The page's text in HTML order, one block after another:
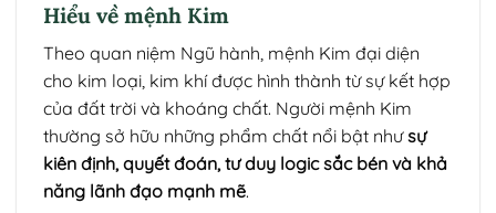
Hiểu về mệnh Kim
Theo quan niệm Ngũ hành, mệnh Kim đại diện
cho kim loại, kim khí được hình thành từ sự kết hợp
của đất trời và khoáng chất. Người mệnh Kim
thường sở hữu những phẩm chất nổi bật nhưsự
kiên định, quyết đoán, tư duy logic sắc bén và khả
năng lãnh đạo mạnh mẽ.